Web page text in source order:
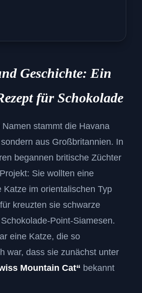
Geschichte: Ein
für Schokolade
stammt die Havana
aus Großbritannien. In
begannen britische Züchter
Sie wollten eine
Katze im orientalischen Typ
kreuzten sie schwarze
Point-Siamesen.
eine Katze, die so
war, dass sie zunächst unter
Mountain Cat“ bekannt